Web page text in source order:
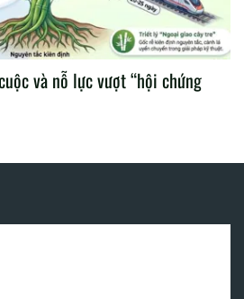
và nỗ lực vượt “hội chứng